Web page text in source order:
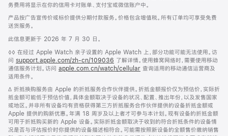
务费用将显示在你的信用卡对账单、支付宝或微信账户中。
产品按广告宣传价或标价提供分期付款服务。价格包含增值税。所有订单均可享受免费
送货服务。
此信息更新于 2026 年 7 月 30 日。
脚
注
◊◊ 在经过 Apple Watch 亲子设置的 Apple Watch 上，部分功能可能无法使用。访
问 support.apple.com/zh-cn/109036 (在
新
中
打
开)
了解详情。使用蜂窝网络时，需要使用移动
通信服务计划。访问 apple.com.cn/watch/cellular 查询适用的移动通信运营商及
适用条件。
脚
注
∆ 折抵换购服务由 Apple 的折抵服务合作伙伴提供。折抵金额报价仅为预估价，实际折
抵金额可能低于预估价值，具体金额取决于设备的状况、配置、推出年份，以及发售国家
或地区。并非所有设备均有资格获得第三方折抵服务合作伙伴提供的设备折抵金额或
Apple 提供的购新优惠。年满 18 周岁及以上者才可参与本计划。现有设备的折抵金额
可用于折抵购买新的 Apple 设备。实际折抵金额取决于收到的符合折抵条件的设备情
况是否与评估报价时你提供的设备描述相符合。可能需按照新设备的全额售价缴纳销售